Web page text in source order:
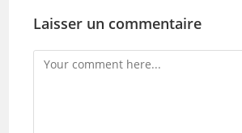
Laisser un commentaire